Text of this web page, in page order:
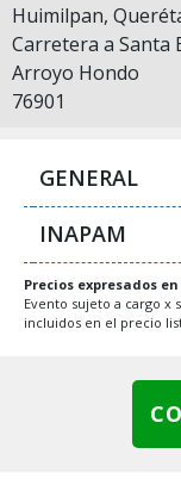
Huimilpan,
Carretera a Santa
Arroyo Hondo
76901
GENERAL
INAPAM
Precios expresados en
Evento sujeto a cargo x
incluidos en el precio